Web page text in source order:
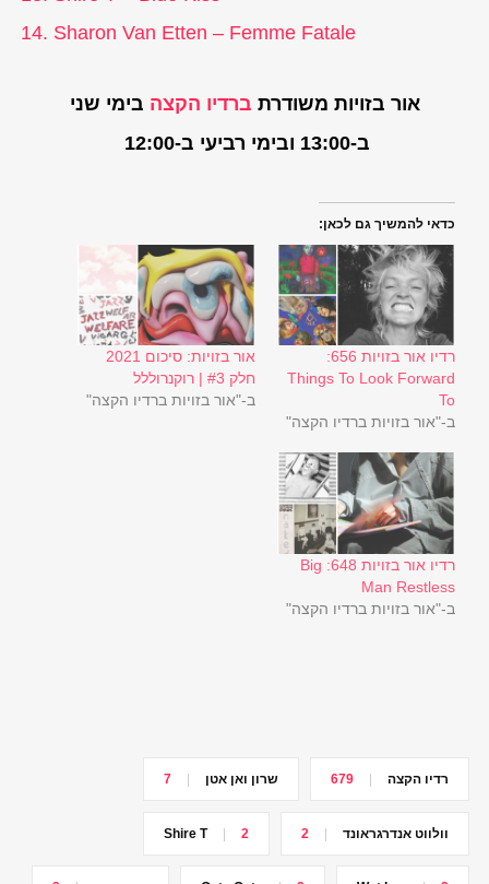
Sharon Van Etten – Femme Fatale
אור בזויות משודרת ברדיו הקצה בימי שני
ב-13:00 ובימי רביעי ב-12:00
כדאי להמשיך גם לכאן:
רדיו אור בזויות 656:
Things To Look Forward
To
ב-"אור בזויות ברדיו הקצה"
אור בזויות: סיכום 2021
חלק #3 | רוקנרוללל
ב-"אור בזויות ברדיו הקצה"
רדיו אור בזויות 648: Big
Man Restless
ב-"אור בזויות ברדיו הקצה"
רדיו הקצה 679 שרון ואן אטן 7
וולווט אנדרגראונד 2
Shire T 2